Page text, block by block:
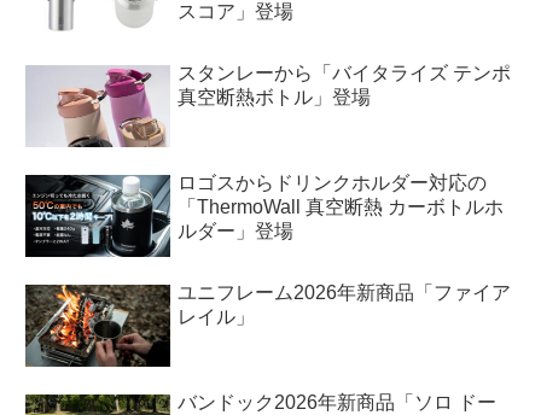
スコア」登場
スタンレーから「バイタライズ テンポ
真空断熱ボトル」登場
ロゴスからドリンクホルダー対応の
「ThermoWall 真空断熱 カーボトルホ
ルダー」登場
ユニフレーム2026年新商品「ファイア
レイル」
バンドック2026年新商品「ソロ ドー